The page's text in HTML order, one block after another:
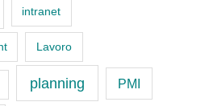
intranet
Lavoro
planning PMI